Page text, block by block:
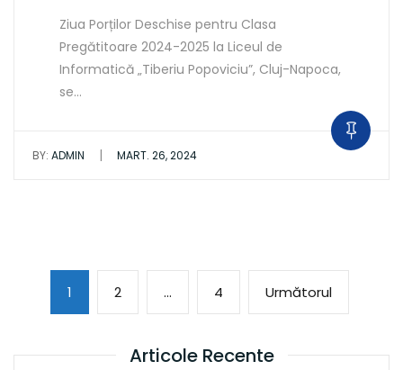
Ziua Porților Deschise pentru Clasa
Pregătitoare 2024-2025 la Liceul de
Informatică „Tiberiu Popoviciu”, Cluj-Napoca,
se…
BY: ADMIN | MART. 26, 2024
Paginație
articole
Page
1 Page
2 … Page
4 Următorul
pagină
Articole Recente